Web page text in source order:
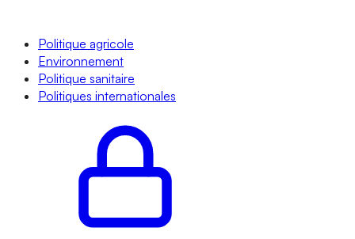
Politique agricole
Environnement
Politique sanitaire
Politiques internationales